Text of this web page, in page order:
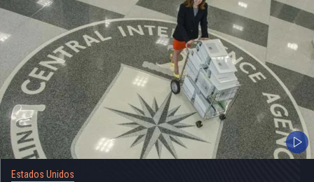
Estados Unidos